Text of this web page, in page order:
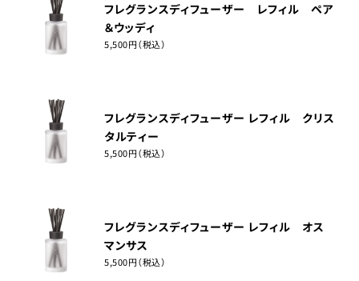
フレグランスディフューザー レフィル ペア
＆ウッディ
5,500円（税込）
フレグランスディフューザー レフィル クリス
タルティー
5,500円（税込）
フレグランスディフューザー レフィル オス
マンサス
5,500円（税込）